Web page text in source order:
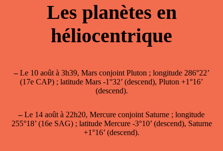
Les planètes en
héliocentrique
–Le 10 août à 3h39, Mars conjoint Pluton ; longitude 286°22’
(17e CAP) ; latitude Mars -1°32’ (descend), Pluton +1°16’
(descend).
–Le 14 août à 22h20, Mercure conjoint Saturne ; longitude
255°18’ (16e SAG) ; latitude Mercure -3°10’ (descend), Saturne
+1°16’ (descend).